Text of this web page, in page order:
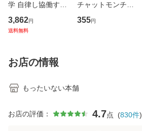
学 自律し協働する
専門職の看護マネ
ジメントスキル 改
恵 藤本幸三 / 南江
堂 [単行
3,862円
送料無料
チャットモンチー /
キューンレコード
[CD]【メール便送
355円
お店の情報
もったいない本舗
お店の評価： 4.7点 (830件)